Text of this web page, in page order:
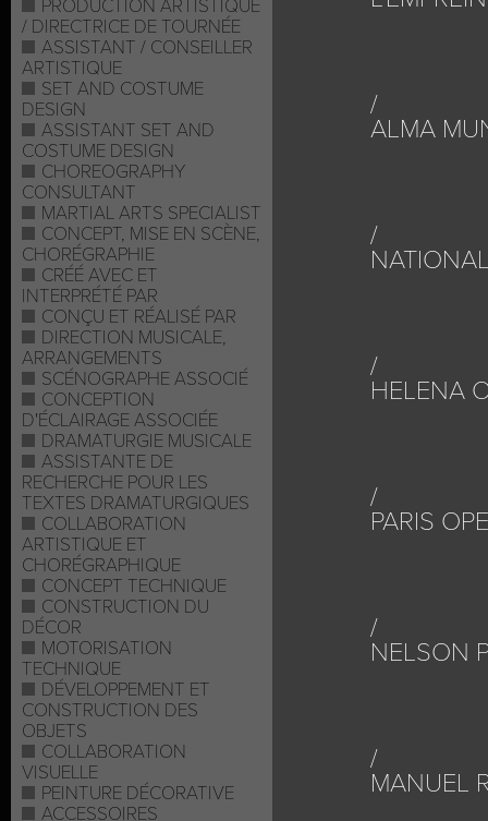
PRODUCTION ARTISTIQUE
/ DIRECTRICE DE TOURNÉE
ASSISTANT / CONSEILLER
ARTISTIQUE
SET AND COSTUME
DESIGN
ASSISTANT SET AND
COSTUME DESIGN
CHOREOGRAPHY
CONSULTANT
MARTIAL ARTS SPECIALIST
CONCEPT, MISE EN SCÈNE,
CHORÉGRAPHIE
CRÉÉ AVEC ET
INTERPRÉTÉ PAR
CONÇU ET RÉALISÉ PAR
DIRECTION MUSICALE,
ARRANGEMENTS
SCÉNOGRAPHE ASSOCIÉ
CONCEPTION
D'ÉCLAIRAGE ASSOCIÉE
DRAMATURGIE MUSICALE
ASSISTANTE DE
RECHERCHE POUR LES
TEXTES DRAMATURGIQUES
COLLABORATION
ARTISTIQUE ET
CHORÉGRAPHIQUE
CONCEPT TECHNIQUE
CONSTRUCTION DU
DÉCOR
MOTORISATION
TECHNIQUE
DÉVELOPPEMENT ET
CONSTRUCTION DES
OBJETS
COLLABORATION
VISUELLE
PEINTURE DÉCORATIVE
ACCESSOIRES
ALMA
HELENA
PARIS
NELSON
MANUEL